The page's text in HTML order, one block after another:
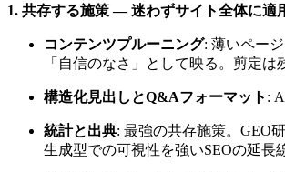
1. 共存する施策 — 迷わずサイト全体に適
コンテンツプルーニング: 薄いペー
「自信のなさ」として映る。剪定
構造化見出しとQ&Aフォーマット :
統計と出典: 最強の共存施策。GEO
生成型での可視性を強いSEOの延長